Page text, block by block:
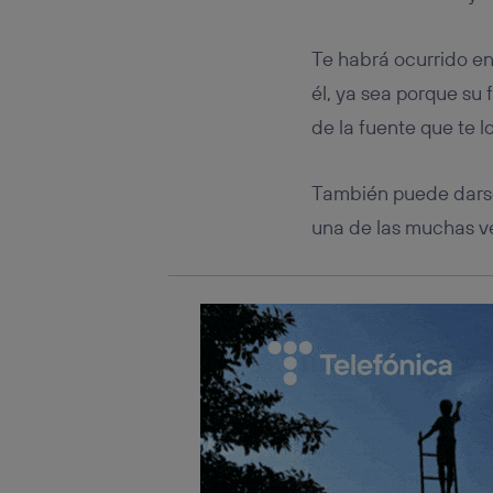
Te habrá ocurrido
él, ya sea porque
de la fuente que te
También puede
una de las muchas
Puedes
inferior
Para